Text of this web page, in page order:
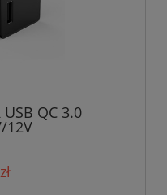
QC 3.0
12V